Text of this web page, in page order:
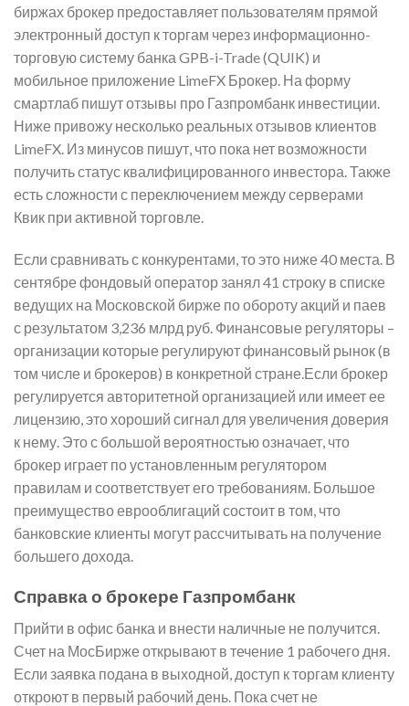
биржах брокер предоставляет пользователям прямой
электронный доступ к торгам через информационно-
торговую систему банка GPB-i-Trade (QUIK) и
мобильное приложение LimeFX Брокер. На форму
смартлаб пишут отзывы про Газпромбанк инвестиции.
Ниже привожу несколько реальных отзывов клиентов
LimeFX. Из минусов пишут, что пока нет возможности
получить статус квалифицированного инвестора. Также
есть сложности с переключением между серверами
Квик при активной торговле.
Если сравнивать с конкурентами, то это ниже 40 места. В
сентябре фондовый оператор занял 41 строку в списке
ведущих на Московской бирже по обороту акций и паев
с результатом 3,236 млрд руб. Финансовые регуляторы –
организации которые регулируют финансовый рынок (в
том числе и брокеров) в конкретной стране.Если брокер
регулируется авторитетной организацией или имеет ее
лицензию, это хороший сигнал для увеличения доверия
к нему. Это с большой вероятностью означает, что
брокер играет по установленным регулятором
правилам и соответствует его требованиям. Большое
преимущество еврооблигаций состоит в том, что
банковские клиенты могут рассчитывать на получение
большего дохода.
Справка о брокере Газпромбанк
Прийти в офис банка и внести наличные не получится.
Счет на МосБирже открывают в течение 1 рабочего дня.
Если заявка подана в выходной, доступ к торгам клиенту
откроют в первый рабочий день. Пока счет не